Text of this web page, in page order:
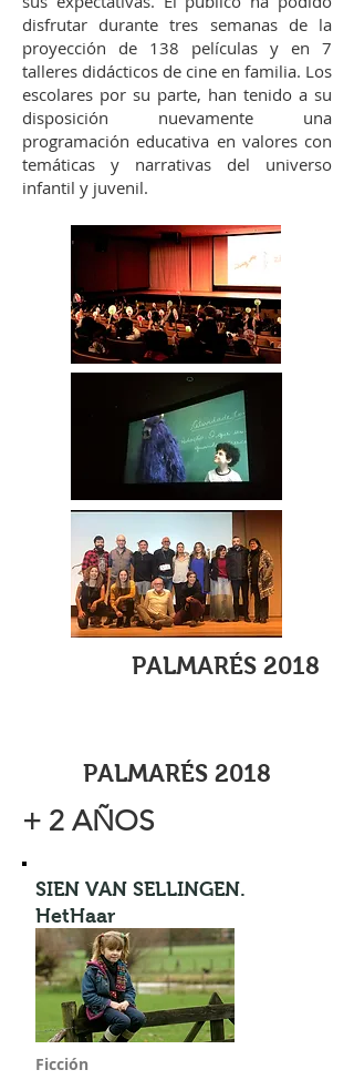
disfrutar durante tres semanas de la
proyección de 138 películas y en 7
talleres didácticos de cine en familia. Los
escolares por su parte, han tenido a su
disposición nuevamente una
programación educativa en valores con
temáticas y narrativas del universo
infantil y juvenil.
PALMARÉS 2018
PALMARÉS 2018
+ 2 AÑOS
SIEN VAN SELLINGEN.
HetHaar
Ficción